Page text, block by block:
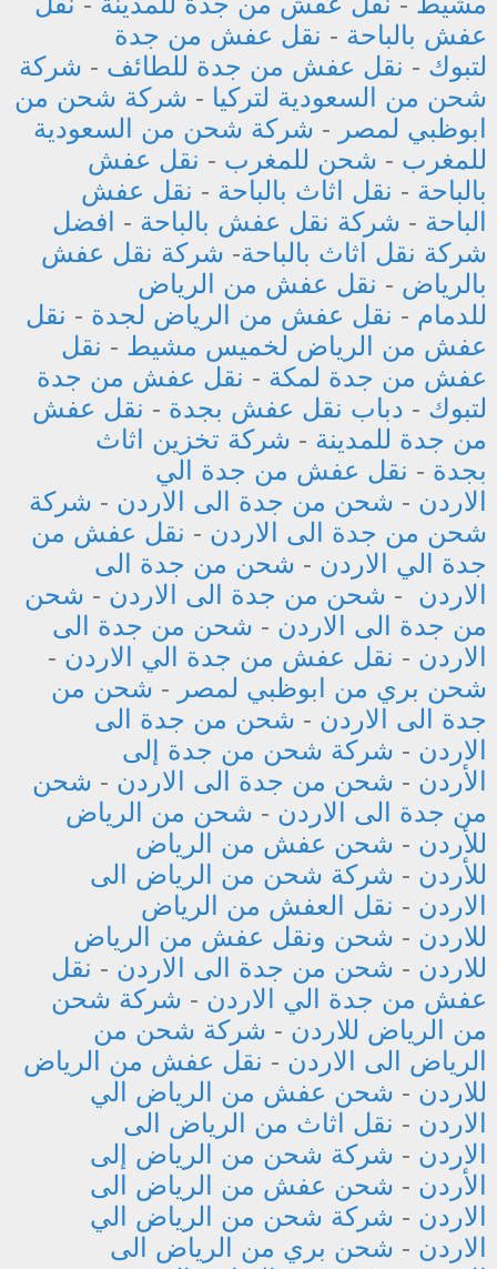
عفش بالباحة - نقل عفش من جدة
لتبوك - نقل عفش من جدة للطائف - شركة
شحن من السعودية لتركيا - شركة شحن من
ابوظبي لمصر - شركة شحن من السعودية
للمغرب - شحن للمغرب - نقل عفش
بالباحة - نقل اثاث بالباحة - نقل عفش
الباحة - شركة نقل عفش بالباحة - افضل
شركة نقل اثاث بالباحة- شركة نقل عفش
بالرياض - نقل عفش من الرياض
للدمام - نقل عفش من الرياض لجدة - نقل
عفش من الرياض لخميس مشيط - نقل
عفش من جدة لمكة - نقل عفش من جدة
لتبوك - دباب نقل عفش بجدة - نقل عفش
من جدة للمدينة - شركة تخزين اثاث
بجدة - نقل عفش من جدة الي
الاردن - شحن من جدة الى الاردن - شركة
شحن من جدة الى الاردن - نقل عفش من
جدة الي الاردن - شحن من جدة الى
الاردن - شحن من جدة الى الاردن - شحن
من جدة الى الاردن - شحن من جدة الى
الاردن - نقل عفش من جدة الي الاردن -
شحن بري من ابوظبي لمصر - شحن من
جدة الى الاردن - شحن من جدة الى
الاردن - شركة شحن من جدة إلى
الأردن - شحن من جدة الى الاردن - شحن
من جدة الى الاردن - شحن من الرياض
للأردن - شحن عفش من الرياض
للأردن - شركة شحن من الرياض الى
الاردن - نقل العفش من الرياض
للاردن - شحن ونقل عفش من الرياض
للاردن - شحن من جدة الى الاردن - نقل
عفش من جدة الي الاردن - شركة شحن
من الرياض للاردن - شركة شحن من
الرياض الى الاردن - نقل عفش من الرياض
للاردن - شحن عفش من الرياض الي
الاردن - نقل اثاث من الرياض الى
الاردن - شركة شحن من الرياض إلى
الأردن - شحن عفش من الرياض الى
الاردن - شركة شحن من الرياض الي
الاردن - شحن بري من الرياض الى